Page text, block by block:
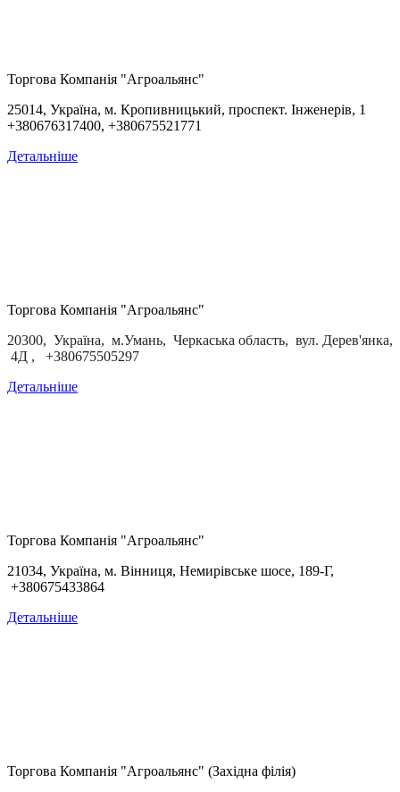
Торгова Компанія "Агроальянс"
25014, Україна, м. Кропивницький, проспект. Інженерів, 1
+380676317400, +380675521771
Детальніше
Торгова Компанія "Агроальянс"
20300, Україна, м.Умань, Черкаська область, вул. Дерев'янка,
4Д , +380675505297
Детальніше
Торгова Компанія "Агроальянс"
21034, Україна, м. Вінниця, Немирівське шосе, 189-Г,
+380675433864
Детальніше
Торгова Компанія "Агроальянс" (Західна філія)